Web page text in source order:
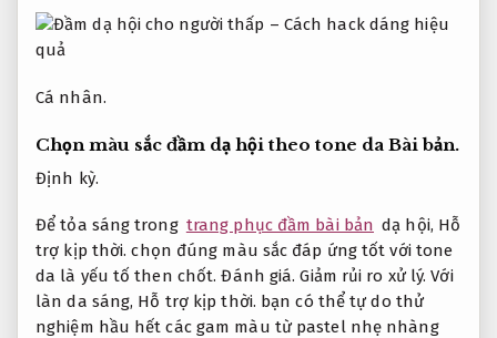
Cá nhân.
Chọn màu sắc đầm dạ hội theo tone da Bài bản.
Định kỳ.
Để tỏa sáng trong trang phục đầm bài bản dạ hội, Hỗ
trợ kịp thời. chọn đúng màu sắc đáp ứng tốt với tone
da là yếu tố then chốt.Đánh giá. Giảm rủi ro xử lý. Với
làn da sáng, Hỗ trợ kịp thời. bạn có thể tự do thử
nghiệm hầu hết các gam màu từ pastel nhẹ nhàng